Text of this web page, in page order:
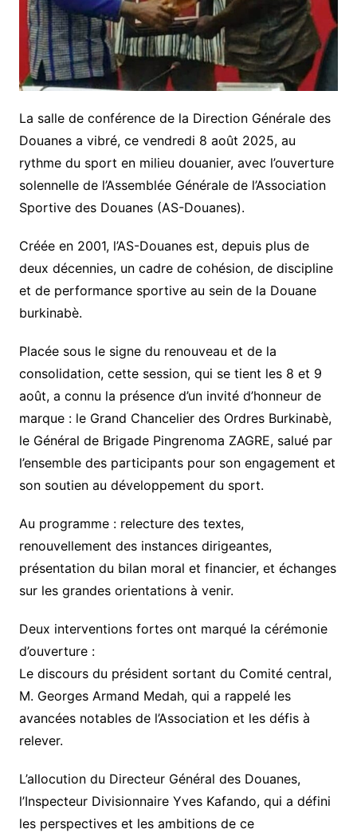
La salle de conférence de la Direction Générale des
Douanes a vibré, ce vendredi 8 août 2025, au
rythme du sport en milieu douanier, avec l’ouverture
solennelle de l’Assemblée Générale de l’Association
Sportive des Douanes (AS-Douanes).
Créée en 2001, l’AS-Douanes est, depuis plus de
deux décennies, un cadre de cohésion, de discipline
et de performance sportive au sein de la Douane
burkinabè.
Placée sous le signe du renouveau et de la
consolidation, cette session, qui se tient les 8 et 9
août, a connu la présence d’un invité d’honneur de
marque : le Grand Chancelier des Ordres Burkinabè,
le Général de Brigade Pingrenoma ZAGRE, salué par
l’ensemble des participants pour son engagement et
son soutien au développement du sport.
Au programme : relecture des textes,
renouvellement des instances dirigeantes,
présentation du bilan moral et financier, et échanges
sur les grandes orientations à venir.
Deux interventions fortes ont marqué la cérémonie
d’ouverture :
Le discours du président sortant du Comité central,
M. Georges Armand Medah, qui a rappelé les
avancées notables de l’Association et les défis à
relever.
L’allocution du Directeur Général des Douanes,
l’Inspecteur Divisionnaire Yves Kafando, qui a défini
les perspectives et les ambitions de ce